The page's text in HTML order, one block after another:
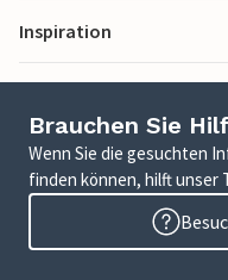
Inspiration
Brauchen Sie
Wenn Sie die gesuchten
finden können, hilft unser